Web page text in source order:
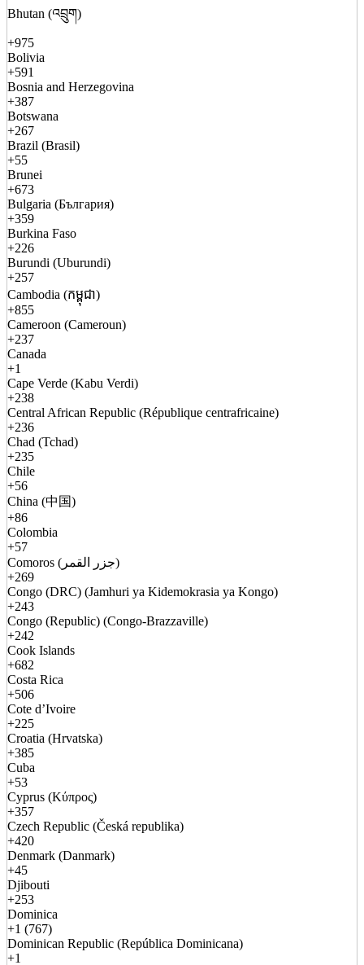
Bhutan (འབྲུག)
+975
Bolivia
+591
Bosnia and Herzegovina
+387
Botswana
+267
Brazil (Brasil)
+55
Brunei
+673
Bulgaria (България)
+359
Burkina Faso
+226
Burundi (Uburundi)
+257
Cambodia (កម្ពុជា)
+855
Cameroon (Cameroun)
+237
Canada
+1
Cape Verde (Kabu Verdi)
+238
Central African Republic (République centrafricaine)
+236
Chad (Tchad)
+235
Chile
+56
China (中国)
+86
Colombia
+57
Comoros (جزر القمر)
+269
Congo (DRC) (Jamhuri ya Kidemokrasia ya Kongo)
+243
Congo (Republic) (Congo-Brazzaville)
+242
Cook Islands
+682
Costa Rica
+506
Cote d’Ivoire
+225
Croatia (Hrvatska)
+385
Cuba
+53
Cyprus (Κύπρος)
+357
Czech Republic (Česká republika)
+420
Denmark (Danmark)
+45
Djibouti
+253
Dominica
+1 (767)
Dominican Republic (República Dominicana)
+1